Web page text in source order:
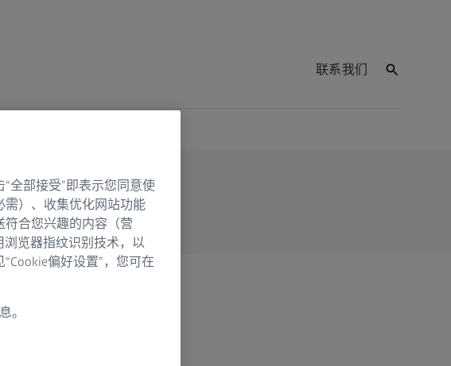
联系我们
全部接受”即表示您同意使
需）、收集优化网站功能
合您兴趣的内容（营
览器指纹识别技术，以
偏好设置”，您可在
。